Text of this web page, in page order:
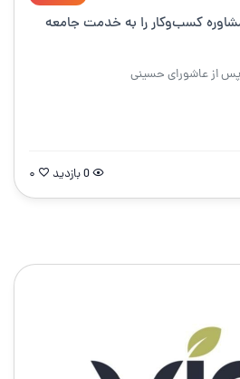
کسب‌وکار را به خدمت جامعه
0 بازدید ۰